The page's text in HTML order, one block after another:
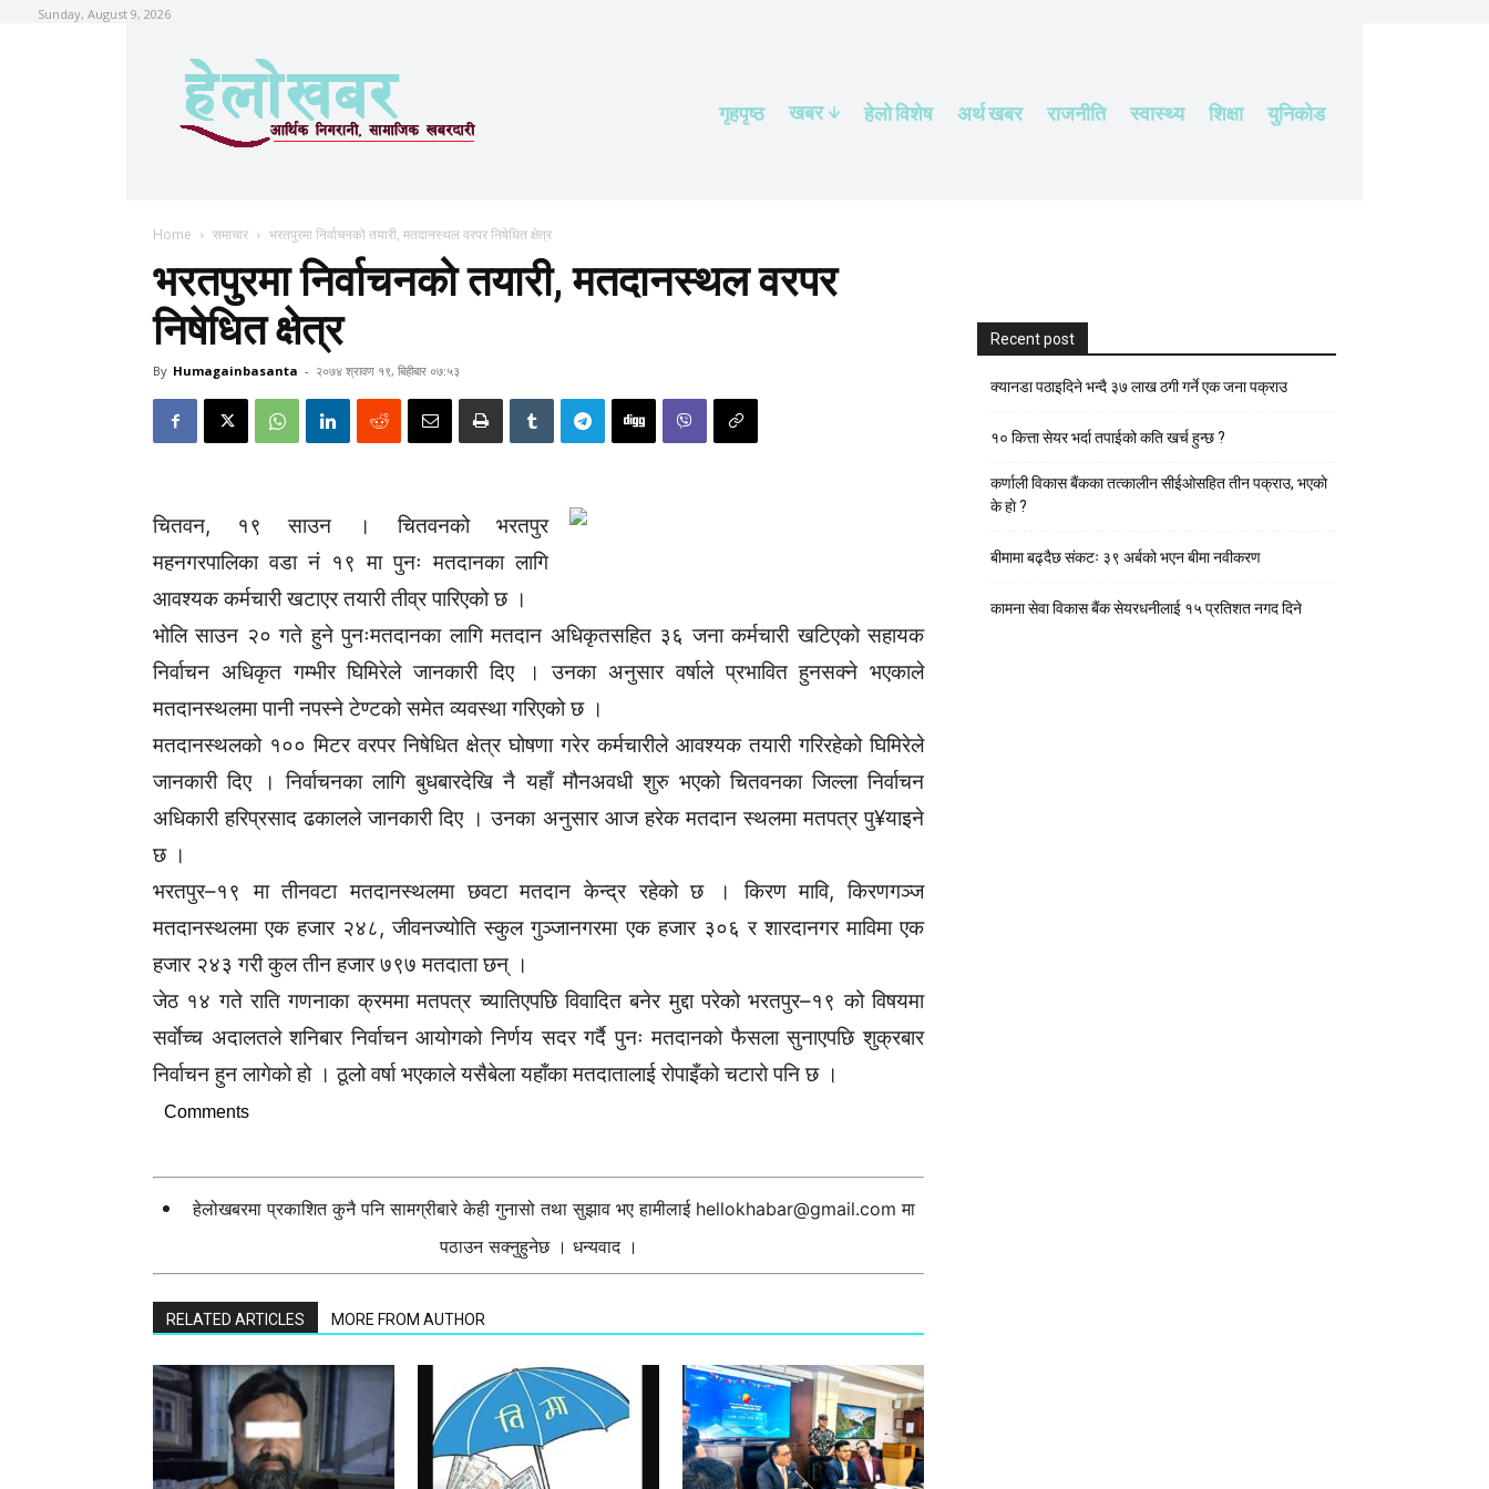
Sunday, August 9, 2026
गृहपृष्ठ खबर हेलाे विशेष अर्थ खबर राजनीति स्वास्थ्य शिक्षा युनिकोड
Home समाचार भरतपुरमा निर्वाचनको तयारी, मतदानस्थल वरपर निषेधित क्षेत्र
भरतपुरमा निर्वाचनको तयारी, मतदानस्थल वरपर
निषेधित क्षेत्र
By Humagainbasanta - २०७४ श्रावण १९, बिहीबार ०७:५३
चितवन, १९ साउन । चितवनको भरतपुर
महनगरपालिका वडा नं १९ मा पुनः मतदानका लागि
आवश्यक कर्मचारी खटाएर तयारी तीव्र पारिएको छ ।
भोलि साउन २० गते हुने पुनःमतदानका लागि मतदान अधिकृतसहित ३६ जना कर्मचारी खटिएको सहायक
निर्वाचन अधिकृत गम्भीर घिमिरेले जानकारी दिए । उनका अनुसार वर्षाले प्रभावित हुनसक्ने भएकाले
मतदानस्थलमा पानी नपस्ने टेण्टको समेत व्यवस्था गरिएको छ ।
मतदानस्थलको १०० मिटर वरपर निषेधित क्षेत्र घोषणा गरेर कर्मचारीले आवश्यक तयारी गरिरहेको घिमिरेले
जानकारी दिए । निर्वाचनका लागि बुधबारदेखि नै यहाँ मौनअवधी शुरु भएको चितवनका जिल्ला निर्वाचन
अधिकारी हरिप्रसाद ढकालले जानकारी दिए । उनका अनुसार आज हरेक मतदान स्थलमा मतपत्र पु¥याइने
छ ।
भरतपुर–१९ मा तीनवटा मतदानस्थलमा छवटा मतदान केन्द्र रहेको छ । किरण मावि, किरणगञ्ज
मतदानस्थलमा एक हजार २४८, जीवनज्योति स्कुल गुञ्जानगरमा एक हजार ३०६ र शारदानगर माविमा एक
हजार २४३ गरी कुल तीन हजार ७९७ मतदाता छन् ।
जेठ १४ गते राति गणनाका क्रममा मतपत्र च्यातिएपछि विवादित बनेर मुद्दा परेको भरतपुर–१९ को विषयमा
सर्वाेच्च अदालतले शनिबार निर्वाचन आयोगको निर्णय सदर गर्दै पुनः मतदानको फैसला सुनाएपछि शुक्रबार
निर्वाचन हुन लागेको हो । ठूलो वर्षा भएकाले यसैबेला यहाँका मतदातालाई रोपाइँको चटारो पनि छ ।
Comments
हेलोखबरमा प्रकाशित कुनै पनि सामग्रीबारे केही गुनासो तथा सुझाव भए हामीलाई hellokhabar@gmail.com मा
पठाउन सक्नुहुनेछ । धन्यवाद ।
RELATED ARTICLES MORE FROM AUTHOR
Recent post
क्यानडा पठाइदिने भन्दै ३७ लाख ठगी गर्ने एक जना पक्राउ
१० कित्ता सेयर भर्दा तपाईको कति खर्च हुन्छ ?
कर्णाली विकास बैंकका तत्कालीन सीईओसहित तीन पक्राउ, भएकाे
के हाे ?
बीमामा बढ्दैछ संकटः ३९ अर्बको भएन बीमा नवीकरण
कामना सेवा विकास बैंक सेयरधनीलाई १५ प्रतिशत नगद दिने